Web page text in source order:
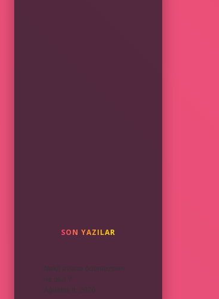
SON YAZILAR
Nakit avansı ödemezsem
ne olur ?
Ağustos 8, 2026